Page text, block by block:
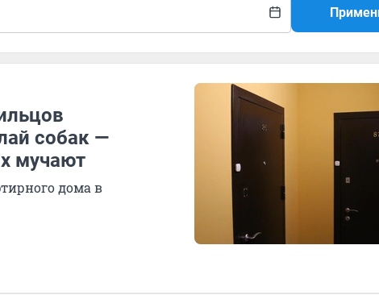
собак —
мучают
дома в